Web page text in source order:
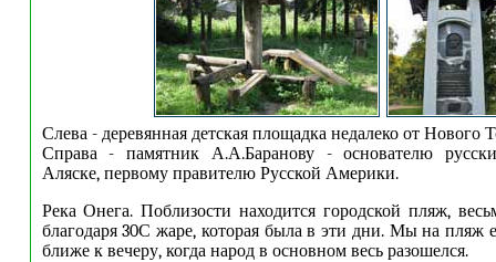
Слева - деревянная детская площадка недалеко от Нового
Справа - памятник А.А.Баранову - основателю
Аляске, первому правителю Русской Америки.
Река Онега. Поблизости находится городской пляж,
благодаря 30С жаре, которая была в эти дни. Мы на пляж
ближе к вечеру, когда народ в основном весь разошелся.